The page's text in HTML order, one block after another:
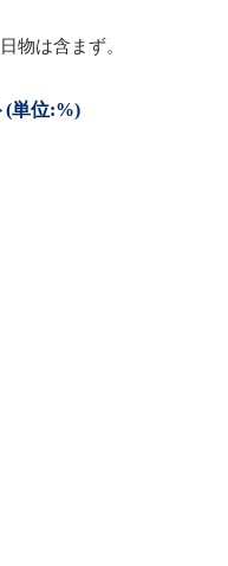
物は含まず。
(単位:%)